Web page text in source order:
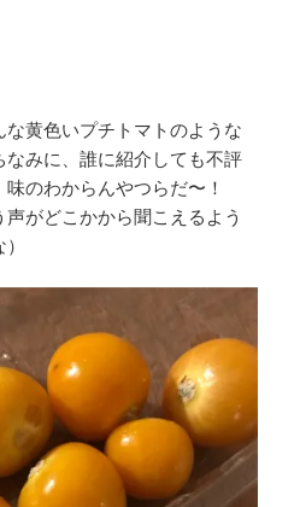
黄色いプチトマトのような
なみに、誰に紹介しても不評
のわからんやつらだ〜！
声がどこかから聞こえるよう